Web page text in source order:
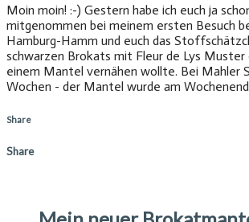
Moin moin! :-) Gestern habe ich euch ja
mitgenommen bei meinem ersten Besuch
Hamburg-Hamm und euch das
schwarzen Brokats mit Fleur de Lys Muster
einem Mantel vernähen wollte. Bei Mahler
Wochen - der Mantel wurde am
Share
Share